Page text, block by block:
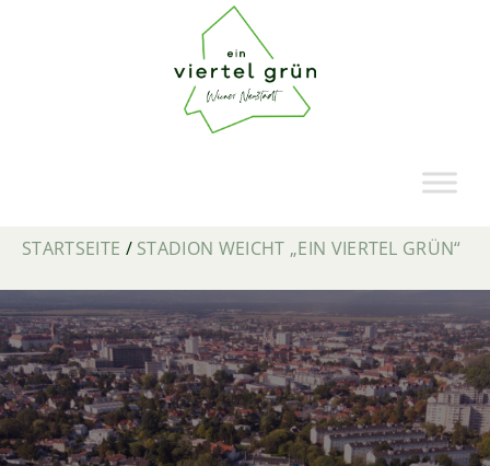
STARTSEITE / STADION WEICHT „EIN VIERTEL GRÜN“